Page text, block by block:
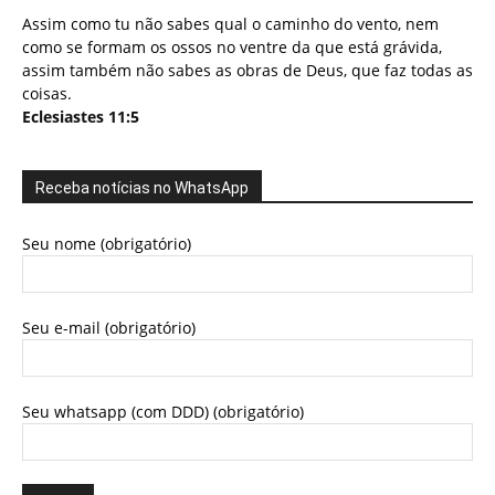
Assim como tu não sabes qual o caminho do vento, nem
como se formam os ossos no ventre da que está grávida,
assim também não sabes as obras de Deus, que faz todas as
coisas.
Eclesiastes 11:5
Receba notícias no WhatsApp
Seu nome (obrigatório)
Seu e-mail (obrigatório)
Seu whatsapp (com DDD) (obrigatório)